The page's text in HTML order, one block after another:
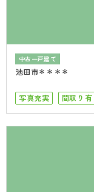
中古一戸建て
池田市＊＊＊＊
写真充実 間取り有